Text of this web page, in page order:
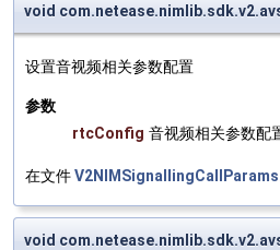
void
设置音视频相关参数配置
参数
rtcConfig 音视频相关参数配
在文件
void